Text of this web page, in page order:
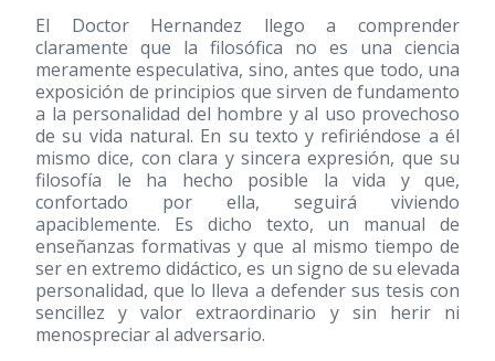
El Doctor Hernandez llego a comprender
claramente que la filosófica no es una ciencia
meramente especulativa, sino, antes que todo, una
exposición de principios que sirven de fundamento
a la personalidad del hombre y al uso provechoso
de su vida natural. En su texto y refiriéndose a él
mismo dice, con clara y sincera expresión, que su
filosofía le ha hecho posible la vida y que,
confortado por ella, seguirá viviendo
apaciblemente. Es dicho texto, un manual de
enseñanzas formativas y que al mismo tiempo de
ser en extremo didáctico, es un signo de su elevada
personalidad, que lo lleva a defender sus tesis con
sencillez y valor extraordinario y sin herir ni
menospreciar al adversario.